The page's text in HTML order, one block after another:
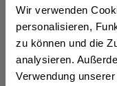
Wir verwenden
personalisieren,
zu können und die
analysieren.
Verwendung
MEHRWEG
+3,42 € Pfand
In den